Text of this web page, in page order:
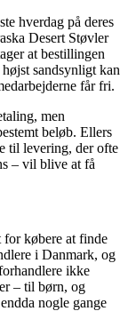
hverdag på deres
Desert Støvler
at bestillingen
sandsynligt kan
får fri.
men
beløb. Ellers
til levering, der ofte
– vil blive at få
købere at finde
i Danmark, og
ikke
– til børn, og
nogle gange